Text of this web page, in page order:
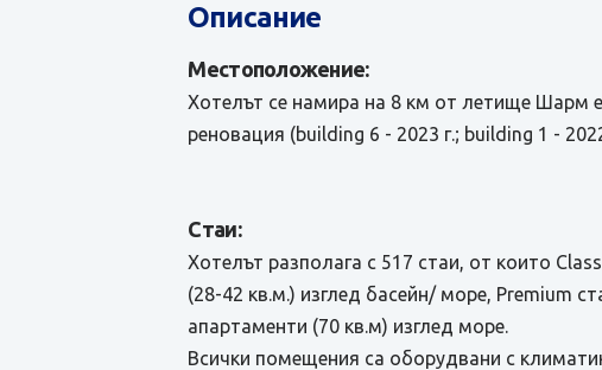
Описание
Местоположение:
Хотелът се намира на 8 км от летище Шарм
реновация (building 6 - 2023 г.; building 1 -
Стаи:
Хотелът разполага с 517 стаи, от които
(28-42 кв.м.) изглед басейн/ море, Premium
апартаменти (70 кв.м) изглед море.
Всички помещения са оборудвани с